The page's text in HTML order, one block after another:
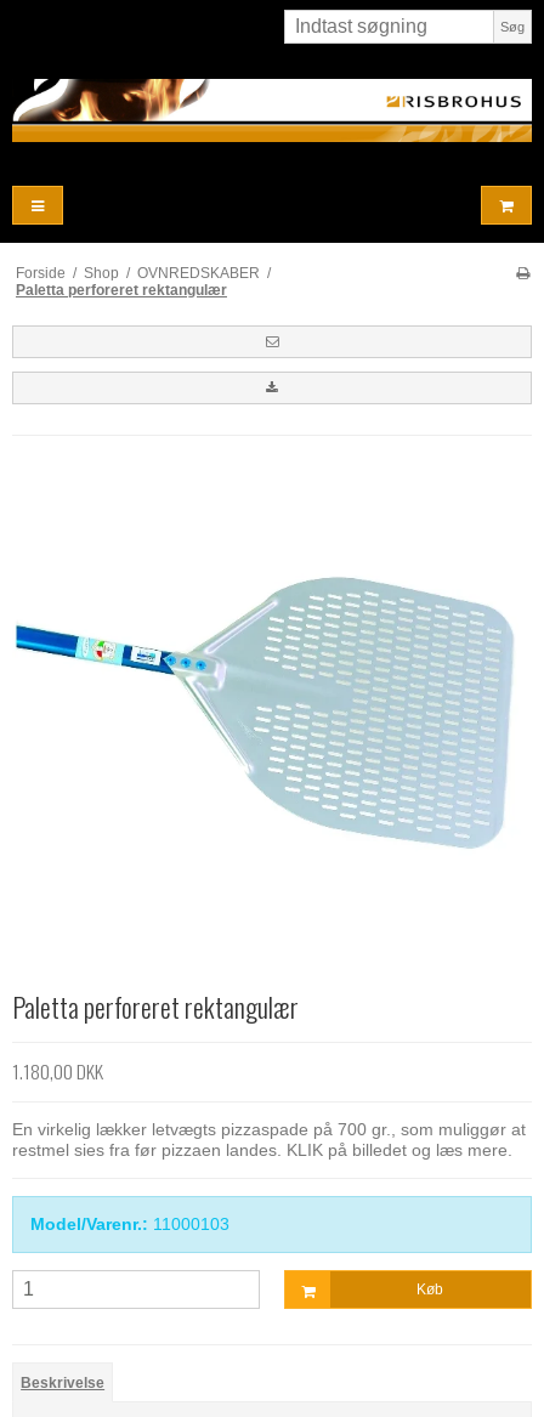
Søg
Forside / Shop / OVNREDSKABER /
Paletta perforeret rektangulær
Paletta perforeret rektangulær
1.180,00 DKK
En virkelig lækker letvægts pizzaspade på 700 gr., som muliggør at
restmel sies fra før pizzaen landes. KLIK på billedet og læs mere.
Model/Varenr.: 11000103
Køb
Beskrivelse